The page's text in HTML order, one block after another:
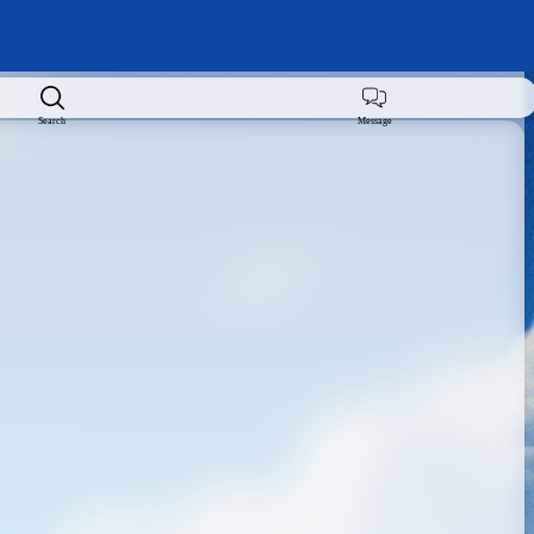
Search Message